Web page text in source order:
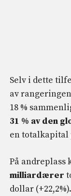
Selv i dette
av
18 %
31 % av den
en totalkapital
På andreplass
milliardærer
dollar